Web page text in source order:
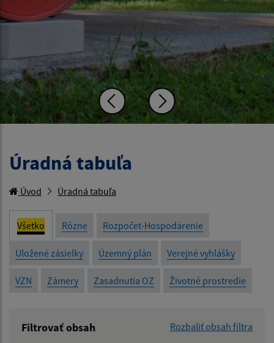
Úradná tabuľa
Úvod Úradná tabuľa
Všetko Rôzne Rozpočet-Hospodárenie
Uložené zásielky Územný plán Verejné vyhlášky
VZN Zámery Zasadnutia OZ Životné prostredie
Filtrovať obsah Rozbaliť obsah filtra